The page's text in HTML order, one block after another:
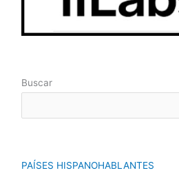
Buscar
PAÍSES HISPANOHABLANTES